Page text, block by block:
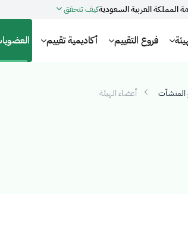
العربية السعوديةكيف تتحقق
فروع التقييم أكاديمية تقييم
المنشآت أعضاء الهيئة